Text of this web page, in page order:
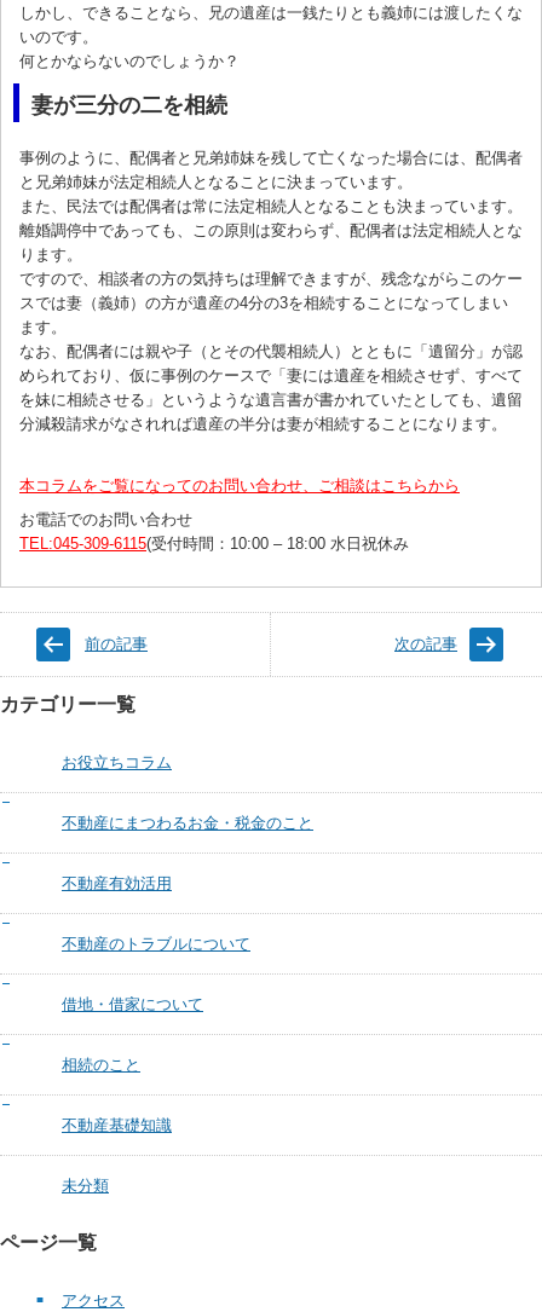
しかし、できることなら、兄の遺産は一銭たりとも義姉には渡したくな
いのです。
何とかならないのでしょうか？
妻が三分の二を相続
事例のように、配偶者と兄弟姉妹を残して亡くなった場合には、配偶者
と兄弟姉妹が法定相続人となることに決まっています。
また、民法では配偶者は常に法定相続人となることも決まっています。
離婚調停中であっても、この原則は変わらず、配偶者は法定相続人とな
ります。
ですので、相談者の方の気持ちは理解できますが、残念ながらこのケー
スでは妻（義姉）の方が遺産の4分の3を相続することになってしまい
ます。
なお、配偶者には親や子（とその代襲相続人）とともに「遺留分」が認
められており、仮に事例のケースで「妻には遺産を相続させず、すべて
を妹に相続させる」というような遺言書が書かれていたとしても、遺留
分減殺請求がなされれば遺産の半分は妻が相続することになります。
本コラムをご覧になってのお問い合わせ、ご相談はこちらから
お電話でのお問い合わせ
TEL:045-309-6115(受付時間：10:00 – 18:00 水日祝休み
前の記事 次の記事
カテゴリー一覧
お役立ちコラム
不動産にまつわるお金・税金のこと
不動産有効活用
不動産のトラブルについて
借地・借家について
相続のこと
不動産基礎知識
未分類
ページ一覧
アクセス